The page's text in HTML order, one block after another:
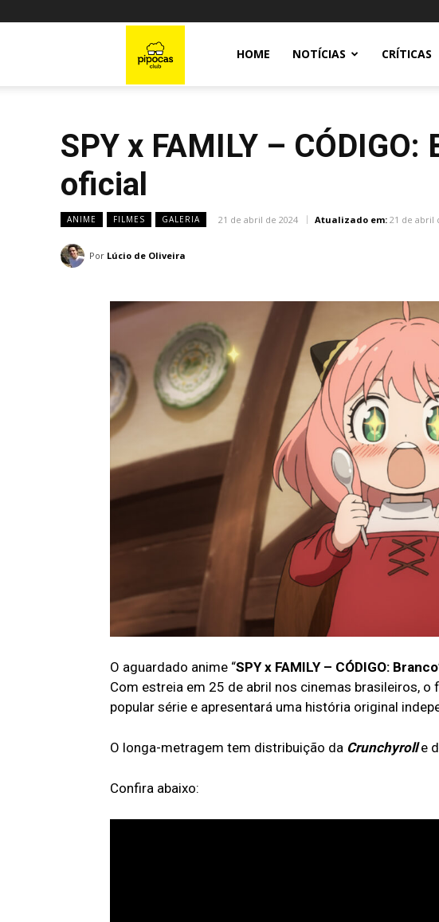
HOME NOTÍCIAS CRÍTICAS
SPY x FAMILY –
oficial
ANIME FILMES GALERIA 21 de abril de 2024 Atualizado em: 21 de abril
Por Lúcio de Oliveira
O aguardado anime “SPY x FAMILY – CÓDIGO: Branco
Com estreia em 25 de abril nos cinemas brasileiros,
popular série e apresentará uma história original
O longa-metragem tem distribuição da Crunchyrolle
Confira abaixo: